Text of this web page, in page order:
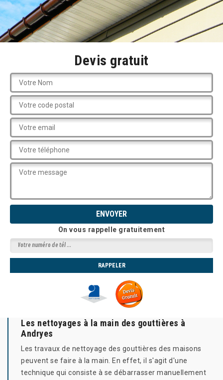
Devis gratuit
On vous rappelle gratuitement
Les nettoyages à la main des gouttières à
Andryes
Les travaux de nettoyage des gouttières des maisons
peuvent se faire à la main. En effet, il s'agit d'une
technique qui consiste à se débarrasser manuellement